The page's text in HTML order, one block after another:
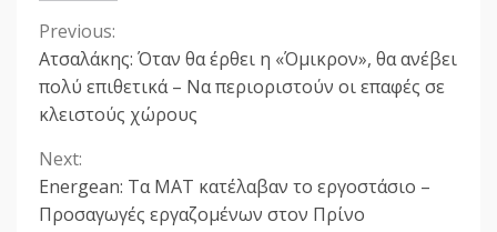
Continue
Reading
Previous:
Ατσαλάκης: Όταν θα έρθει η «Όμικρον», θα ανέβει
πολύ επιθετικά – Να περιοριστούν οι επαφές σε
κλειστούς χώρους
Next:
Energean: Τα ΜΑΤ κατέλαβαν το εργοστάσιο –
Προσαγωγές εργαζομένων στον Πρίνο